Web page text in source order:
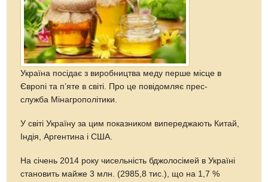
Україна посідає з виробництва меду перше місце в
Європі та п’яте в світі. Про це повідомляє прес-
служба Мінагрополітики.
У світі Україну за цим показником випереджають Китай,
Індія, Аргентина і США.
На січень 2014 року чисельність бджолосімей в Україні
становить майже 3 млн. (2985,8 тис.), що на 1,7 %